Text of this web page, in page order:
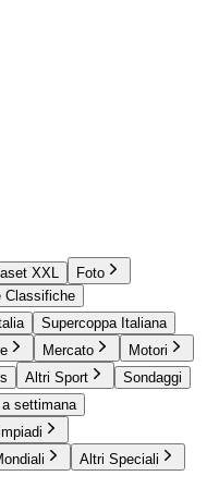
XXL
Foto
Classifiche
Supercoppa Italiana
Mercato
Motori
Altri Sport
Sondaggi
settimana
Altri Speciali